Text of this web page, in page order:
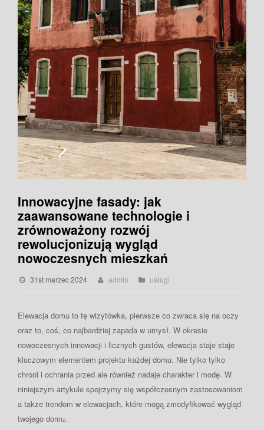
Innowacyjne fasady: jak
zaawansowane technologie i
zrównoważony rozwój
rewolucjonizują wygląd
nowoczesnych mieszkań
31st marzec 2024 admin usługi
Elewacja domu to tę wizytówka, pierwsze co zwraca się na oczy
oraz to, coś, co najbardziej zapada w umysł. W okresie
nowoczesnych innowacji i licznych gustów, elewacja staje staje
kluczowym elementem projektu każdej domu. Nie tylko tylko
chroni i ochrania przed ale również nadaje charakter i modę. W
niniejszym artykule spojrzymy się współczesnym zastosowaniom
a także trendom w elewacjach, które mogą zmodyfikować wygląd
twojego domu.